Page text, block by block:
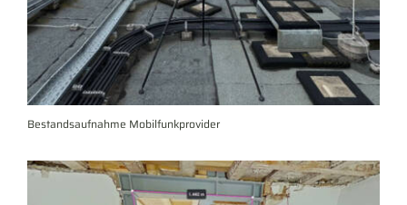
Bestandsaufnahme Mobilfunkprovider